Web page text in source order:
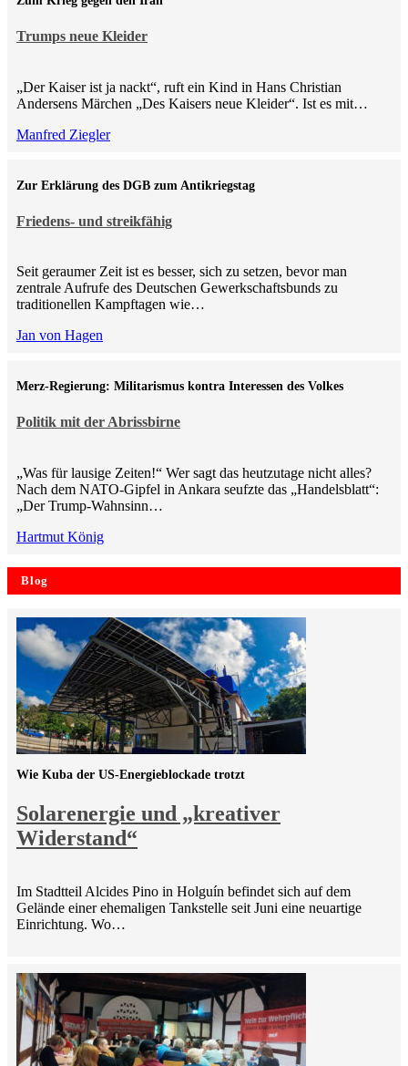
Trumps neue Kleider
„Der Kaiser ist ja nackt“, ruft ein Kind in Hans Christian
Andersens Märchen „Des Kaisers neue Kleider“. Ist es mit…
Manfred Ziegler
Friedens- und streikfähig
Zur Erklärung des DGB zum Antikriegstag
Seit geraumer Zeit ist es besser, sich zu setzen, bevor man
zentrale Aufrufe des Deutschen Gewerkschaftsbunds zu
traditionellen Kampftagen wie…
Jan von Hagen
Politik mit der Abrissbirne
Merz-Regierung: Militarismus kontra Inte­ressen des Volkes
„Was für lausige Zeiten!“ Wer sagt das heutzutage nicht alles?
Nach dem NATO-Gipfel in Ankara seufzte das „Handelsblatt“:
„Der Trump-Wahnsinn…
Hartmut König
Blog
Solarenergie und „kreativer
Widerstand“
Wie Kuba der US-Energieblockade trotzt
Im Stadtteil Alcides Pino in Holguín befindet sich auf dem
Gelände einer ehemaligen Tankstelle seit Juni eine neuartige
Einrichtung. Wo…